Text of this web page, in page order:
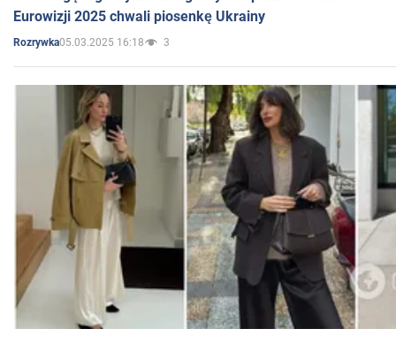
Eurowizji 2025 chwali piosenkę Ukrainy
Rozrywka05.03.2025 16:18 3